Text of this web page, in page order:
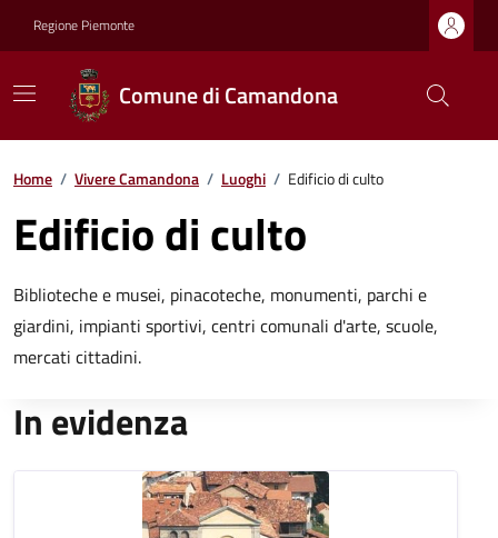
Regione Piemonte
Comune di Camandona
Home / Vivere Camandona / Luoghi / Edificio di culto
Edificio di culto
Biblioteche e musei, pinacoteche, monumenti, parchi e
giardini, impianti sportivi, centri comunali d'arte, scuole,
mercati cittadini.
In evidenza